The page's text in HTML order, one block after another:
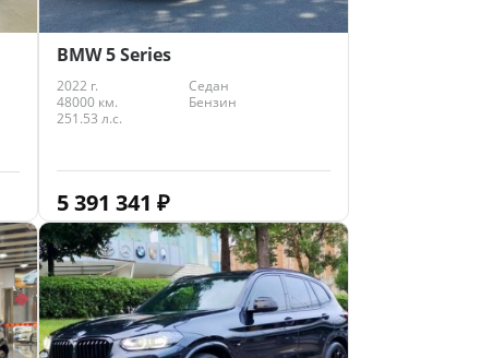
BMW 5 Series
2022 г.
Седан
48000 км.
Бензин
251.53 л.с.
5 391 341 ₽